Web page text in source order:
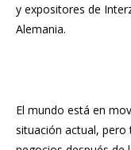
y expositores de
Alemania.
El mundo está en
situación actual, pero